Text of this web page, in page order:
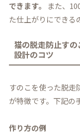
できます。
また、
た仕上がりにできる
猫の脱走防止す
設計のコツ
すのこを使った脱走
が特徴です。下記の
作り方の例